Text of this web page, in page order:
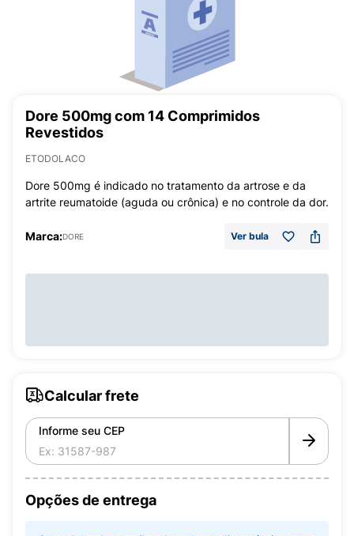
Dore 500mg com 14 Comprimidos
Revestidos
ETODOLACO
Dore 500mg é indicado no tratamento da artrose e da
artrite reumatoide (aguda ou crônica) e no controle da dor.
Marca:DORE Ver bula
Calcular frete
Informe seu CEP
Opções de entrega